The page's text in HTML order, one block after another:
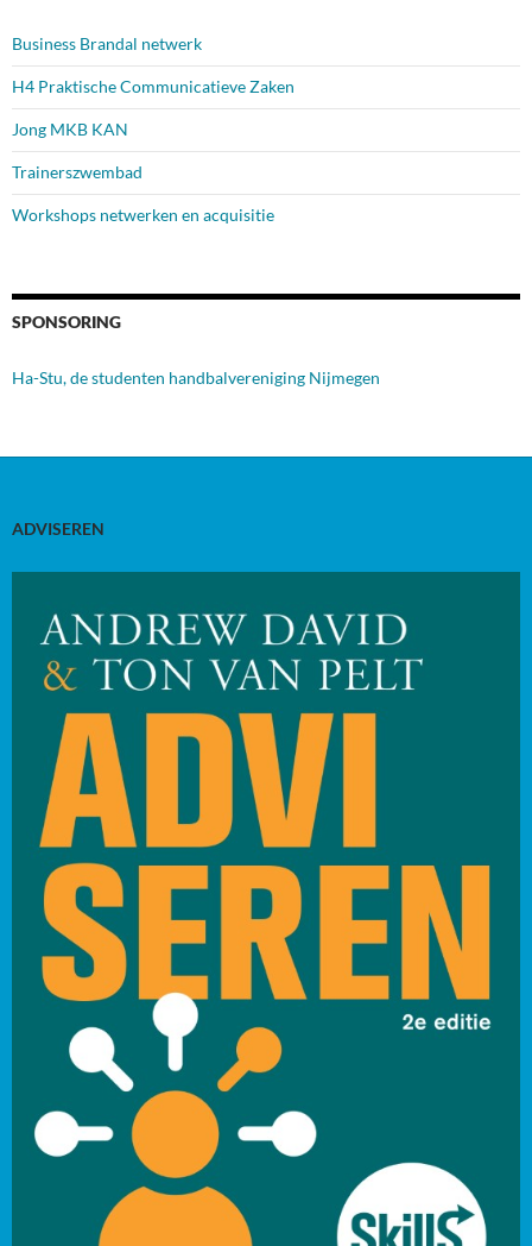
Business Brandal netwerk
H4 Praktische Communicatieve Zaken
Jong MKB KAN
Trainerszwembad
Workshops netwerken en acquisitie
SPONSORING
Ha-Stu, de studenten handbalvereniging Nijmegen
ADVISEREN